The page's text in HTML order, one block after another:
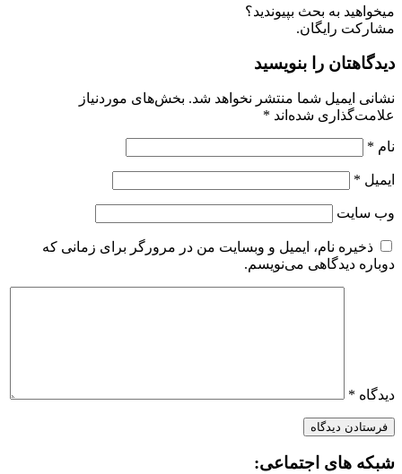
به بحث بپیوندید؟
رایگان.
را بنویسید
ایمیل شما منتشر نخواهد شد. بخش‌های موردنیاز
شده‌اند*
*
*
سایت
ذخیره نام، ایمیل و وبسایت من در مرورگر برای زمانی که
دیدگاهی می‌نویسم.
*
های اجتماعی: